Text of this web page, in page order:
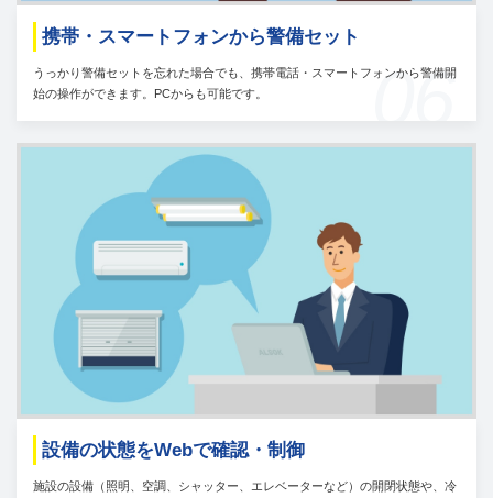
06
携帯・スマートフォンから警備セット
うっかり警備セットを忘れた場合でも、携帯電話・スマートフォンから警備開
始の操作ができます。PCからも可能です。
設備の状態をWebで確認・制御
施設の設備（照明、空調、シャッター、エレベーターなど）の開閉状態や、冷